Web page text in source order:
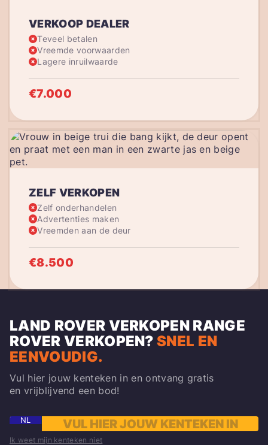
VERKOOP DEALER
Teveel betalen
Vreemde voorwaarden
Lagere inruilwaarde
€7.000
ZELF VERKOPEN
Zelf onderhandelen
Advertenties maken
Vreemden aan de deur
€8.500
LAND ROVER VERKOPEN RANGE
ROVER VERKOPEN?SNEL EN
EENVOUDIG.
Vul hier jouw kenteken in en ontvang gratis
en vrijblijvend een bod!
NL
Ik weet mijn kenteken niet